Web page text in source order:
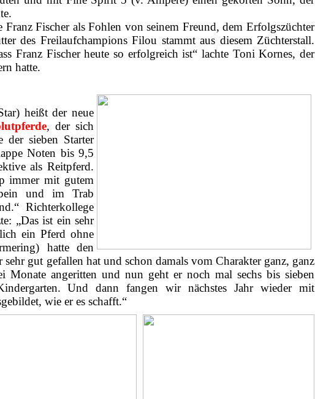
Fischer als Fohlen von seinem Freund, dem Erfolgszüchter
des Freilaufchampions Filou stammt aus diesem Züchterstall.
Franz Fischer heute so erfolgreich ist“ lachte Toni Kornes, der
hatte.
heißt der neue
, der sich
der sieben Starter
Noten bis 9,5
als Reitpferd.
immer mit gutem
und im Trab
Richterkollege
„Das ist ein sehr
ein Pferd ohne
hatte den
gut gefallen hat und schon damals vom Charakter ganz, ganz
Monate angeritten und nun geht er noch mal sechs bis sieben
Und dann fangen wir nächstes Jahr wieder mit
wie er es schafft.“